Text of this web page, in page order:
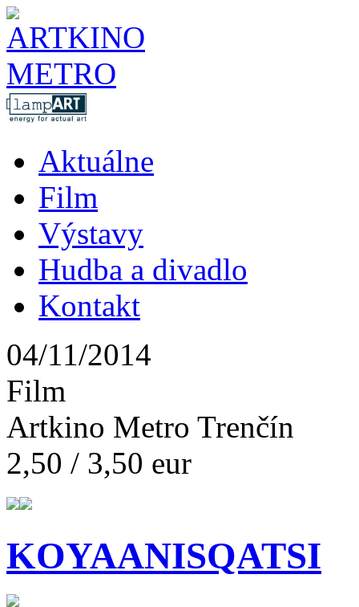
Aktuálne
Film
Výstavy
Hudba a divadlo
Kontakt
04/11/2014
Film
Artkino Metro Trenčín
2,50 / 3,50 eur
KOYAANISQATSI